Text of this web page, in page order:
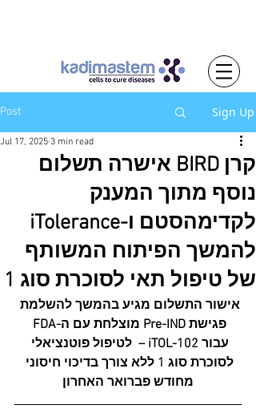
Post Sign Up
קרן BIRD אישרה תשלום
נוסף מתוך המענק
לקדימהסטם ו-iTolerance
להמשך הפיתוח המשותף
של טיפול תאי לסוכרת סוג 1
Jul 17, 2025 3 min read
אישור התשלום מגיע בהמשך להשלמת
עבור iTOL-102 –  לטיפול פוטנציאלי
לסוכרת סוג 1 ללא צורך בדיכוי חיסוני
מחודש פברואר האחרון